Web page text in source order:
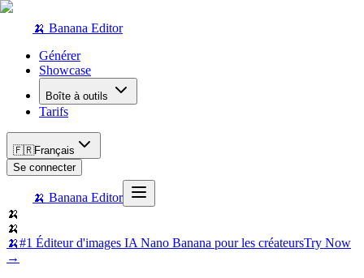
🍌 Banana Editor
Générer
Showcase
Boîte à outils
Tarifs
🇫🇷Français
Se connecter
🍌 Banana Editor
🍌
🍌
🍌#1 Éditeur d'images IA Nano Banana pour les créateursTry Now
→